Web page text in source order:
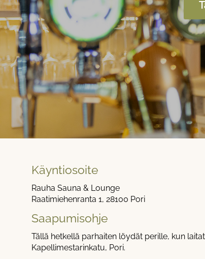
Käyntiosoite
Rauha Sauna & Lounge
Raatimiehenranta 1, 28100 Pori
Saapumisohje
Tällä hetkellä parhaiten löydät perille, kun
Kapellimestarinkatu, Pori.